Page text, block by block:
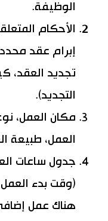
الوظيفة.
الأحكام
إبرام عقد
تجديد العقد،
التجديد).
مكان العمل،
العمل، طبيعة
جدول ساعات
(وقت بدء العمل
هناك عمل